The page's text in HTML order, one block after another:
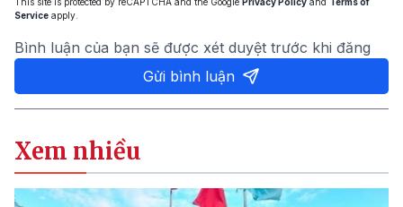
Service apply.
Bình luận của bạn sẽ được xét duyệt trước khi đăng
Gửi bình luận
Xem nhiều